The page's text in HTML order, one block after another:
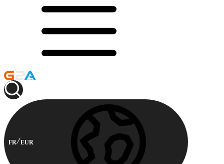
FR EUR